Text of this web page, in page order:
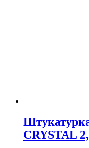
CRYSTAL